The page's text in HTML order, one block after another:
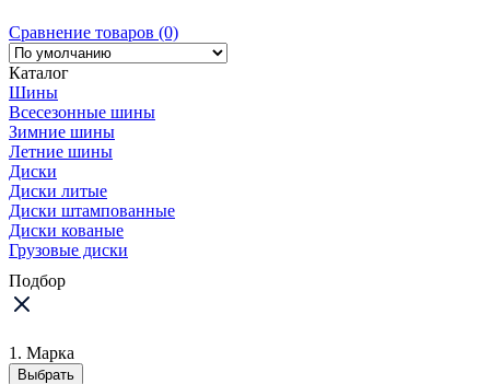
Сравнение товаров (0)
Каталог
Шины
Всесезонные шины
Зимние шины
Летние шины
Диски
Диски литые
Диски штампованные
Диски кованые
Грузовые диски
Подбор
1. Марка
Выбрать